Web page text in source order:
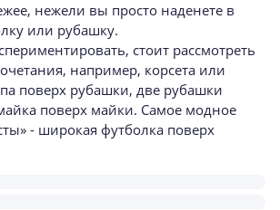
нежели вы просто наденете в
или рубашку.
стоит рассмотреть
например, корсета или
поверх рубашки, две рубашки
поверх майки. Самое модное
- широкая футболка поверх